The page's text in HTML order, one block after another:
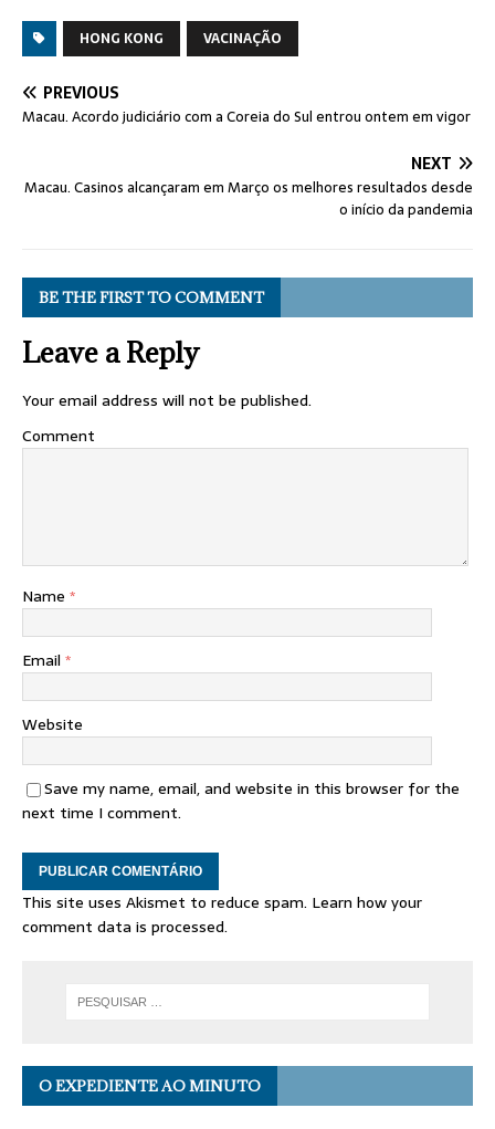
HONG KONG VACINAÇÃO
PREVIOUS
Macau. Acordo judiciário com a Coreia do Sul entrou ontem em vigor
NEXT
Macau. Casinos alcançaram em Março os melhores resultados desde
o início da pandemia
BE THE FIRST TO COMMENT
Leave a Reply
Your email address will not be published.
Comment
Name *
Email *
Website
Save my name, email, and website in this browser for the
next time I comment.
This site uses Akismet to reduce spam. Learn how your
comment data is processed.
O EXPEDIENTE AO MINUTO